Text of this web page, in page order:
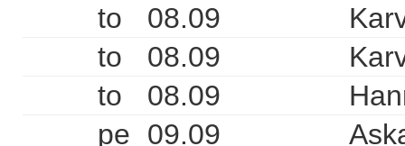
to
08.09
to
08.09
to
08.09
pe 09.09